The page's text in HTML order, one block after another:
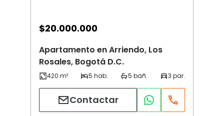
$20.000.000
Apartamento en Arriendo, Los
Rosales, Bogotá D.C.
Contactar